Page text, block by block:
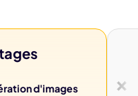
d'images